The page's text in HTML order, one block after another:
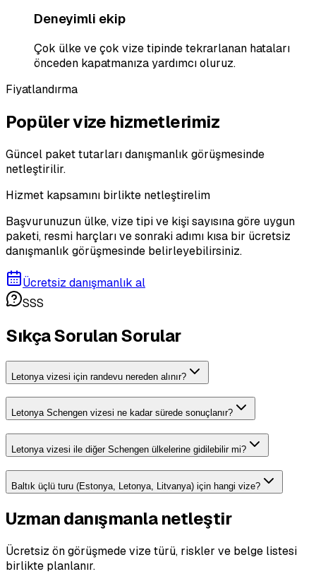
Deneyimli ekip
Çok ülke ve çok vize tipinde tekrarlanan hataları
önceden kapatmanıza yardımcı oluruz.
Fiyatlandırma
Popüler vize hizmetlerimiz
Güncel paket tutarları danışmanlık görüşmesinde
netleştirilir.
Hizmet kapsamını birlikte netleştirelim
Başvurunuzun ülke, vize tipi ve kişi sayısına göre uygun
paketi, resmi harçları ve sonraki adımı kısa bir ücretsiz
danışmanlık görüşmesinde belirleyebilirsiniz.
Ücretsiz danışmanlık al
SSS
Sıkça Sorulan Sorular
Letonya vizesi için randevu nereden alınır?
Letonya Schengen vizesi ne kadar sürede sonuçlanır?
Letonya vizesi ile diğer Schengen ülkelerine gidilebilir mi?
Baltık üçlü turu (Estonya, Letonya, Litvanya) için hangi vize?
Uzman danışmanla netleştir
Ücretsiz ön görüşmede vize türü, riskler ve belge listesi
birlikte planlanır.